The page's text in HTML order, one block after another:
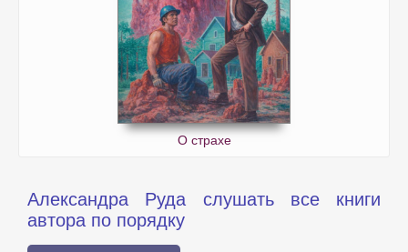
О страхе
Александра Руда слушать все книги
автора по порядку